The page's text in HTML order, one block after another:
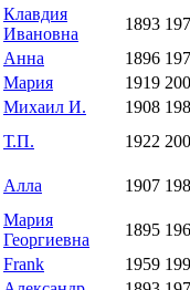
Клавдия
Ивановна
1893
Анна 1896
Мария 1919
Михаил И. 1908
Т.П. 1922
Алла 1907
Мария
Георгиевна
1895
Frank 1959